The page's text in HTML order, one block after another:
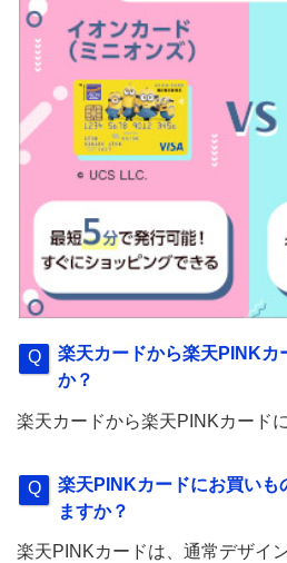
楽天カードから楽天PINKカ
か？
楽天カードから楽天PINKカード
楽天PINKカードにお買いも
ますか？
楽天PINKカードは、通常デザイ